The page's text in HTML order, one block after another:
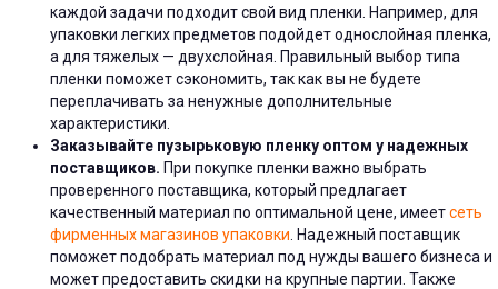
каждой задачи подходит свой вид пленки. Например, для
упаковки легких предметов подойдет однослойная пленка,
а для тяжелых — двухслойная. Правильный выбор типа
пленки поможет сэкономить, так как вы не будете
переплачивать за ненужные дополнительные
характеристики.
Заказывайте пузырьковую пленку оптом у надежных
поставщиков. При покупке пленки важно выбрать
проверенного поставщика, который предлагает
качественный материал по оптимальной цене, имеетсеть
фирменных магазинов упаковки . Надежный поставщик
поможет подобрать материал под нужды вашего бизнеса и
может предоставить скидки на крупные партии. Также